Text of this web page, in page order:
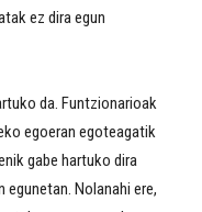
ez dira egun
da. Funtzionarioak
egoeran egoteagatik
gabe hartuko dira
Nolanahi ere,